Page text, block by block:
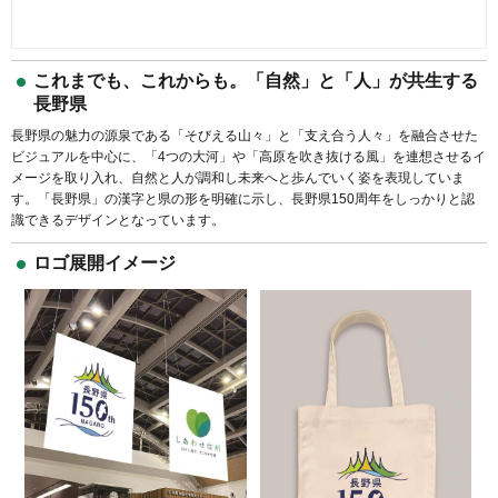
これまでも、これからも。「自然」と「人」が共生する
長野県
長野県の魅力の源泉である「そびえる山々」と「支え合う人々」を融合させた
ビジュアルを中心に、「4つの大河」や「高原を吹き抜ける風」を連想させるイ
メージを取り入れ、自然と人が調和し未来へと歩んでいく姿を表現していま
す。「長野県」の漢字と県の形を明確に示し、長野県150周年をしっかりと認
識できるデザインとなっています。
ロゴ展開イメージ